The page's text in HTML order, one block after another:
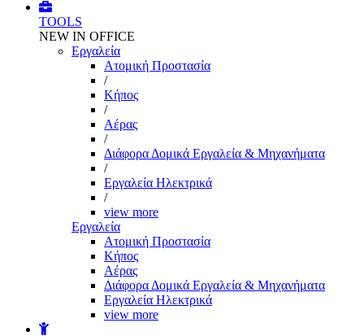
TOOLS
NEW IN OFFICE
Εργαλεία
Aτομική Προστασία
/
Kήπος
/
Αέρας
/
Διάφορα Δομικά Εργαλεία & Μηχανήματα
/
Εργαλεία Ηλεκτρικά
/
view more
Εργαλεία
Aτομική Προστασία
Kήπος
Αέρας
Διάφορα Δομικά Εργαλεία & Μηχανήματα
Εργαλεία Ηλεκτρικά
view more